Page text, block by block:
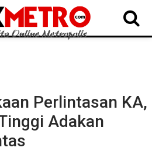
SAMOSIR TAPUT BATUBARA DELISERDANG
Perlintasan KA,
Adakan